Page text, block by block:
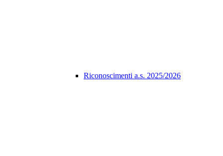
Riconoscimenti a.s. 2025/2026